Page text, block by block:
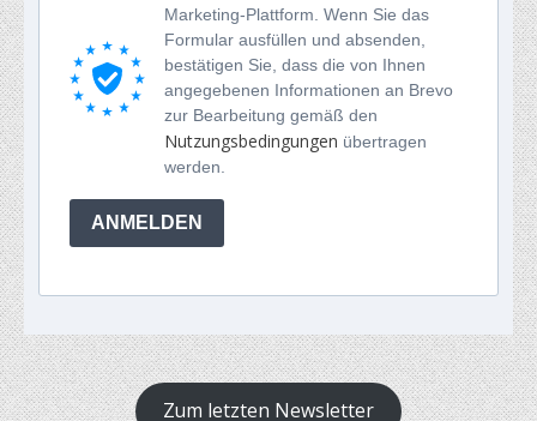
Marketing-Plattform. Wenn Sie das
Formular ausfüllen und absenden,
bestätigen Sie, dass die von Ihnen
angegebenen Informationen an Brevo
zur Bearbeitung gemäß den
Nutzungsbedingungen übertragen
werden.
ANMELDEN
Zum letzten Newsletter